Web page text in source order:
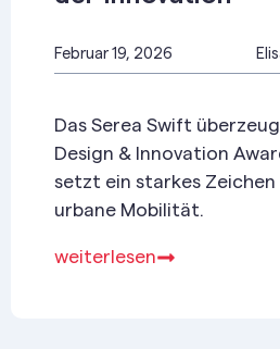
Februar 19, 2026
Das Serea Swift
Design & Innovation
setzt ein starkes Zeichen
urbane Mobilität.
weiterlesen